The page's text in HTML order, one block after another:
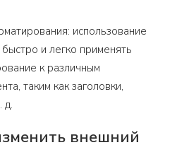
использование
и легко применять
к различным
таким как заголовки,
д.
внешний